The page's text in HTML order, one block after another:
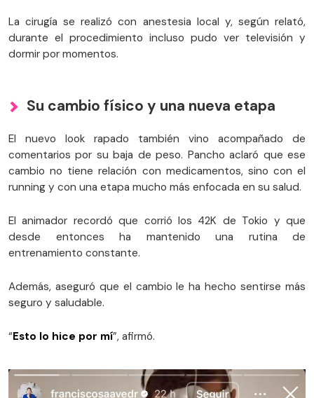
La cirugía se realizó con anestesia local y, según relató,
durante el procedimiento incluso pudo ver televisión y
dormir por momentos.
Su cambio físico y una nueva etapa
El nuevo look rapado también vino acompañado de
comentarios por su baja de peso. Pancho aclaró que ese
cambio no tiene relación con medicamentos, sino con el
running y con una etapa mucho más enfocada en su salud.
El animador recordó que corrió los 42K de Tokio y que
desde entonces ha mantenido una rutina de
entrenamiento constante.
Además, aseguró que el cambio le ha hecho sentirse más
seguro y saludable.
“Esto lo hice por mí”, afirmó.